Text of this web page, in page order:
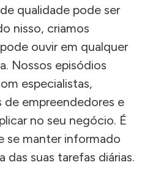
qualidade pode ser
nisso, criamos
ouvir em qualquer
Nossos episódios
especialistas,
de empreendedores e
no seu negócio. É
se manter informado
suas tarefas diárias.